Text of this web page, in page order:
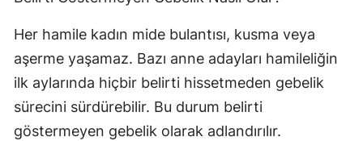
Her hamile kadın mide bulantısı, kusma veya
aşerme yaşamaz. Bazı anne adayları hamileliğin
ilk aylarında hiçbir belirti hissetmeden gebelik
sürecini sürdürebilir. Bu durum belirti
göstermeyen gebelik olarak adlandırılır.